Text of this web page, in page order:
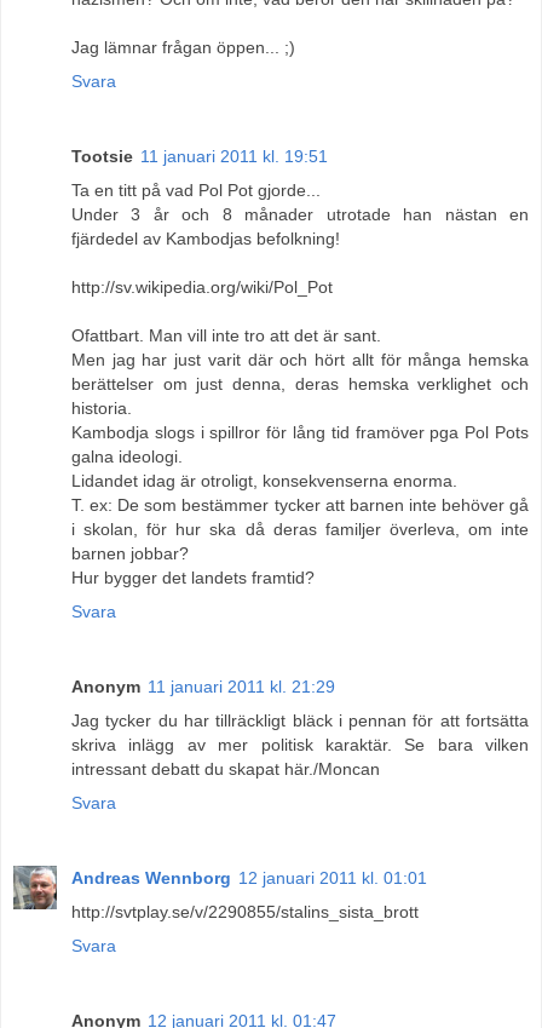
Jag lämnar frågan öppen... ;)
Svara
Tootsie 11 januari 2011 kl. 19:51
Ta en titt på vad Pol Pot gjorde...
Under 3 år och 8 månader utrotade han nästan en
fjärdedel av Kambodjas befolkning!
http://sv.wikipedia.org/wiki/Pol_Pot
Ofattbart. Man vill inte tro att det är sant.
Men jag har just varit där och hört allt för många hemska
berättelser om just denna, deras hemska verklighet och
historia.
Kambodja slogs i spillror för lång tid framöver pga Pol Pots
galna ideologi.
Lidandet idag är otroligt, konsekvenserna enorma.
T. ex: De som bestämmer tycker att barnen inte behöver gå
i skolan, för hur ska då deras familjer överleva, om inte
barnen jobbar?
Hur bygger det landets framtid?
Svara
Anonym 11 januari 2011 kl. 21:29
Jag tycker du har tillräckligt bläck i pennan för att fortsätta
skriva inlägg av mer politisk karaktär. Se bara vilken
intressant debatt du skapat här./Moncan
Svara
Andreas Wennborg 12 januari 2011 kl. 01:01
http://svtplay.se/v/2290855/stalins_sista_brott
Svara
Anonym 12 januari 2011 kl. 01:47